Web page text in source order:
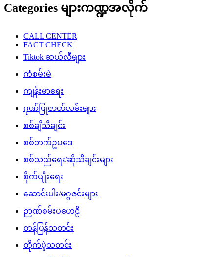
Categories များကဏ္ဍအလိုက်
CALL CENTER
FACT CHECK
Tiktok ဆယ်လီများ
ကံစမ်းမဲ
ကျန်းမာရေး
ဂုဏ်ပြုဇာတ်လမ်းများ
စစ်ချီသီချင်း
စစ်ဘက်ဥပဒေ
စစ်သည်ရေး/ဆိုသီချင်းများ
စိုက်ပျိုးရေး
ဆောင်းပါး/မဂ္ဂဇင်းများ
ဉာဏ်စမ်းပဟေဠိ
တန်ပြန်သတင်း
တိုက်ပွဲသတင်း